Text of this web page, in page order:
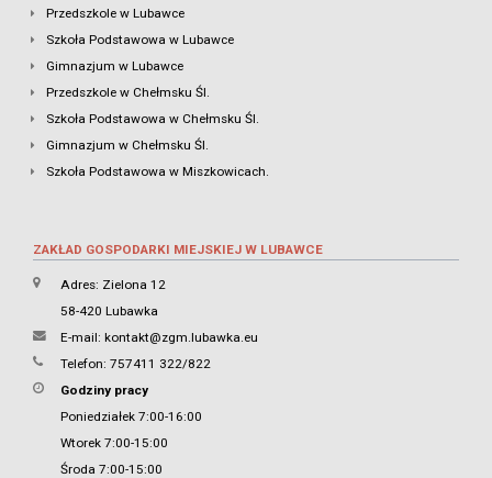
Przedszkole w Lubawce
Szkoła Podstawowa w Lubawce
Gimnazjum w Lubawce
Przedszkole w Chełmsku Śl.
Szkoła Podstawowa w Chełmsku Śl.
Gimnazjum w Chełmsku Śl.
Szkoła Podstawowa w Miszkowicach.
ZAKŁAD GOSPODARKI MIEJSKIEJ W LUBAWCE
Adres: Zielona 12
58-420 Lubawka
E-mail: kontakt@zgm.lubawka.eu
Telefon: 757411 322/822
Godziny pracy
Poniedziałek 7:00-16:00
Wtorek 7:00-15:00
Środa 7:00-15:00